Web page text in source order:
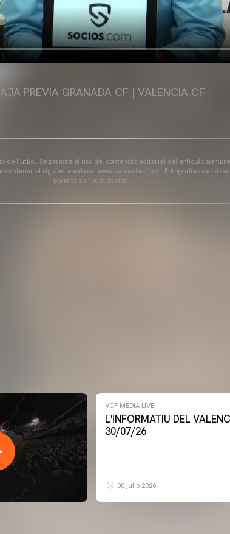
PREVIA GRANADA CF | VALENCIA CF
de Fútbol. Se permite el uso del contenido editorial del artículo
contener el siguiente enlace: www.valenciacf.com. Fotografías de
permite su reutilización.
VCF MEDIA LIVE
L'INFORMATIU DEL VALENCIA CF -
30/07/26
30 julio 2026